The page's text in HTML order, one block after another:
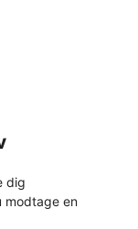
dig
modtage en